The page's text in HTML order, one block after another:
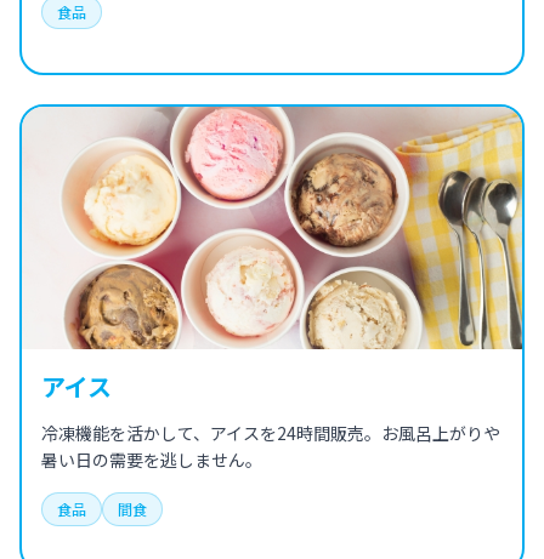
食品
アイス
冷凍機能を活かして、アイスを24時間販売。お風呂上がりや
暑い日の需要を逃しません。
食品 間食